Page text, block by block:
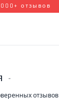
отзывов
-
отзывов